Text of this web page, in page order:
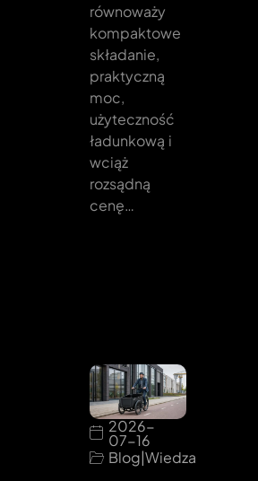
równoważy
kompaktowe
składanie,
praktyczną
moc,
użyteczność
ładunkową i
wciąż
rozsądną
cenę…
2026-
07-16
Blog|Wiedza